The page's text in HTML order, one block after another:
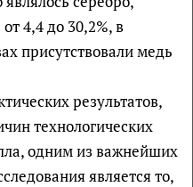
4,4 до 30,2%, в
присутствовали медь
результатов,
технологических
одним из важнейших
является то,